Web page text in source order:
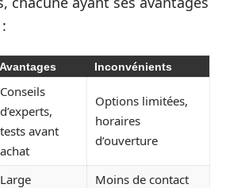
Avantages Inconvénients
Conseils
d’experts,
tests avant
achat
Options limitées,
horaires
d’ouverture
Large
Moins de contact